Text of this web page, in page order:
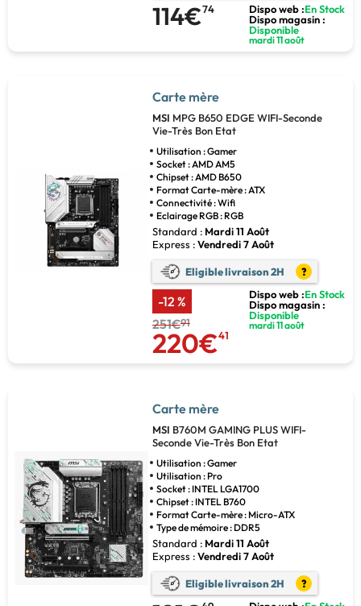
114€74 Dispo web :En Stock
Dispo magasin :
Disponible
mardi 11 août
Carte mère
MSI MPG B650 EDGE WIFI-Seconde
Vie-Très Bon Etat
Utilisation : Gamer
Socket : AMD AM5
Chipset : AMD B650
Format Carte-mère : ATX
Connectivité : Wifi
Eclairage RGB : RGB
Standard : Mardi 11 Août
Express :Vendredi 7 Août
Eligible livraison 2H ?
-12 %
251€91
220€41
Dispo web :En Stock
Dispo magasin :
Disponible
mardi 11 août
Carte mère
MSI B760M GAMING PLUS WIFI-
Seconde Vie-Très Bon Etat
Utilisation : Gamer
Utilisation : Pro
Socket : INTEL LGA1700
Chipset : INTEL B760
Format Carte-mère : Micro-ATX
Type de mémoire : DDR5
Standard : Mardi 11 Août
Express :Vendredi 7 Août
Eligible livraison 2H ?